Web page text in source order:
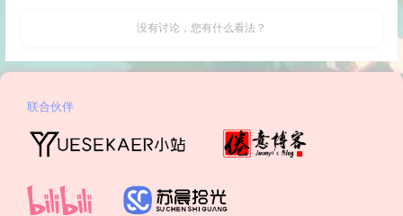
没有讨论，您有什么看法？
联合伙伴